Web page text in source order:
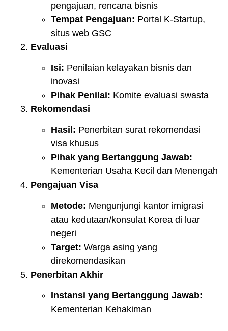
pengajuan, rencana bisnis
Tempat Pengajuan: Portal K-Startup,
situs web GSC
Evaluasi
Isi: Penilaian kelayakan bisnis dan
inovasi
Pihak Penilai: Komite evaluasi swasta
Rekomendasi
Hasil: Penerbitan surat rekomendasi
visa khusus
Pihak yang Bertanggung Jawab:
Kementerian Usaha Kecil dan Menengah
Pengajuan Visa
Metode: Mengunjungi kantor imigrasi
atau kedutaan/konsulat Korea di luar
negeri
Target: Warga asing yang
direkomendasikan
Penerbitan Akhir
Instansi yang Bertanggung Jawab:
Kementerian Kehakiman